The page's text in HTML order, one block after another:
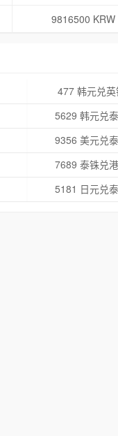
9816500 KRW
477 韩元兑
5629 韩元兑
9356 美元兑
7689 泰铢兑
5181 日元兑